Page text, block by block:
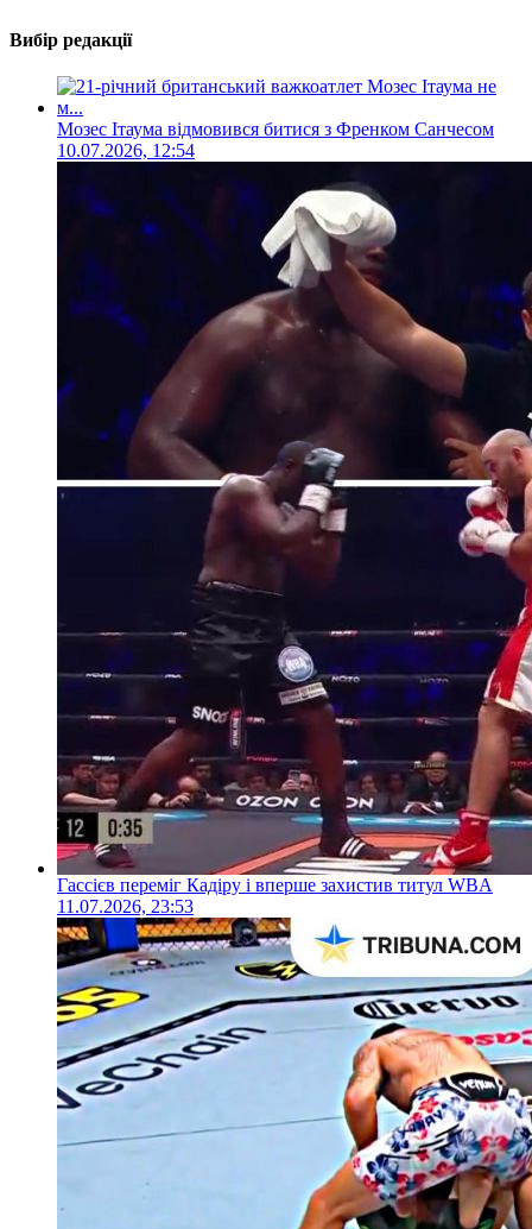
Вибір редакції
Мозес Ітаума відмовився битися з Френком Санчесом
10.07.2026, 12:54
Гассієв переміг Кадіру і вперше захистив титул WBA
11.07.2026, 23:53